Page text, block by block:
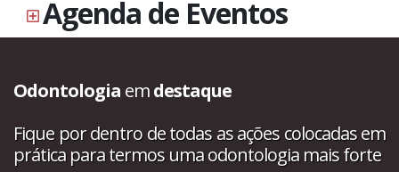
Agenda de Eventos
Odontologia emdestaque
Fique por dentro de todas as ações colocadas em
prática para termos uma odontologia mais forte